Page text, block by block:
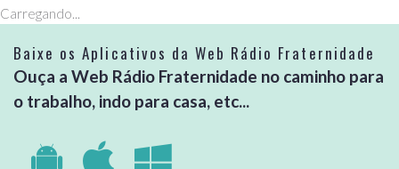
Carregando...
Baixe os Aplicativos da Web Rádio Fraternidade
Ouça a Web Rádio Fraternidade no caminho para
o trabalho, indo para casa, etc...